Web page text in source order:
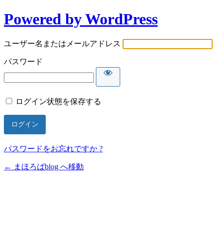
Powered by WordPress
ユーザー名またはメールアドレス
パスワード
ログイン状態を保存する
パスワードをお忘れですか ?
← まほろばblog へ移動